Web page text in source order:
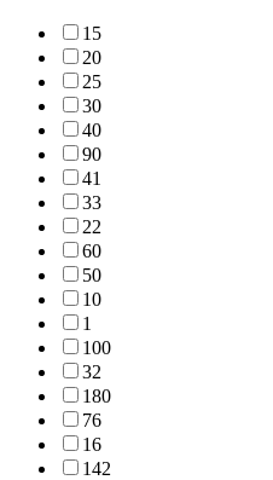
15
20
25
30
40
90
41
33
22
60
50
10
1
100
32
180
76
16
142